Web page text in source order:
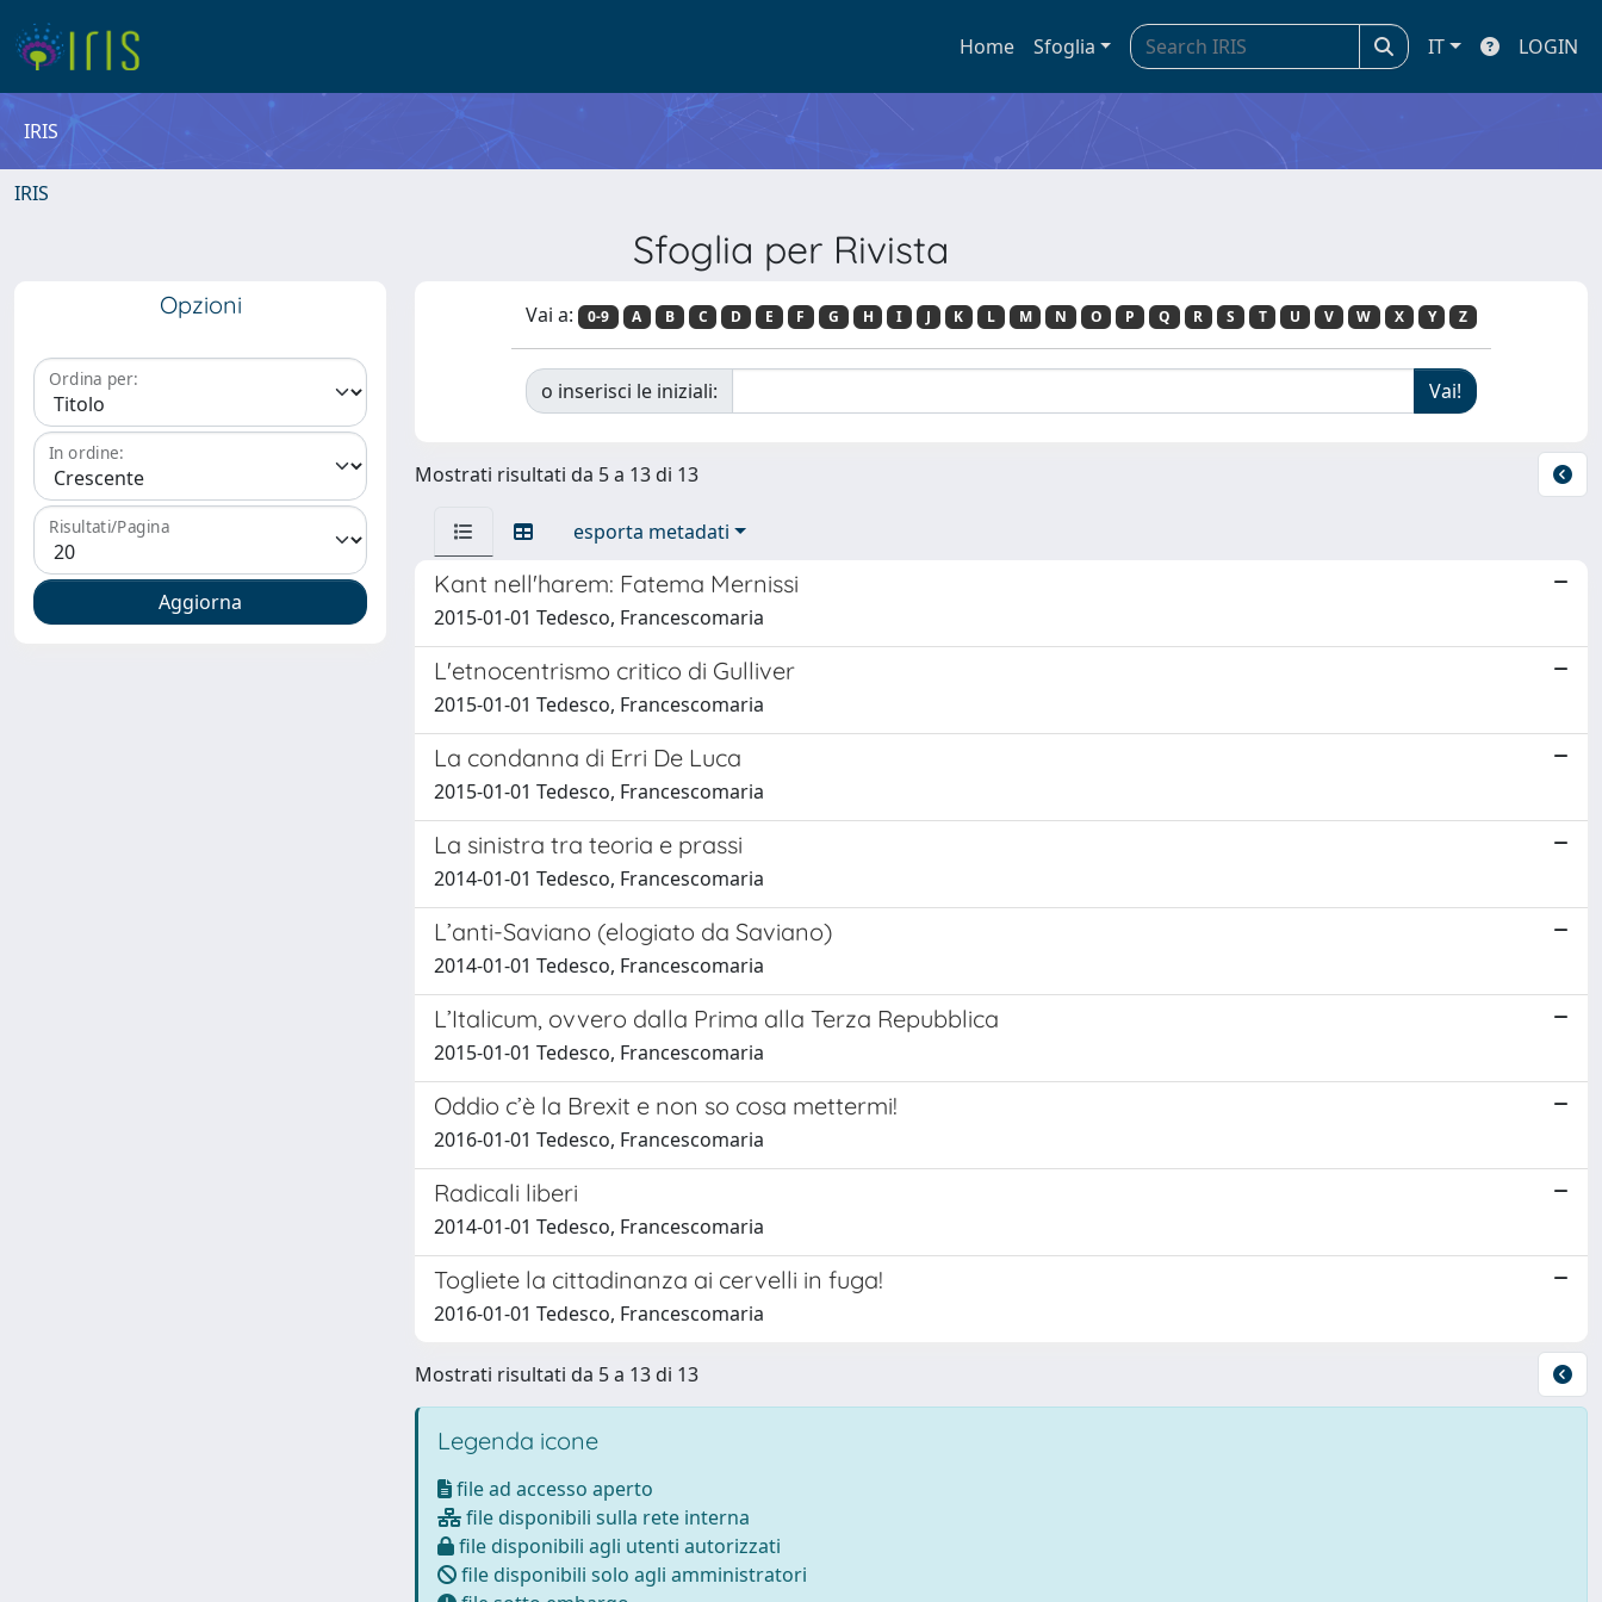
Home Sfoglia IT LOGIN
IRIS
IRIS
Sfoglia per Rivista
Opzioni
Ordina per:
In ordine:
Risultati/Pagina
Vai a: 0-9 A B C D E F G H I J K L M N O P Q R S T U V W X Y Z
o inserisci le iniziali:
Mostrati risultati da 5 a 13 di 13
esporta metadati
Kant nell'harem: Fatema Mernissi
2015-01-01 Tedesco, Francescomaria
L'etnocentrismo critico di Gulliver
2015-01-01 Tedesco, Francescomaria
La condanna di Erri De Luca
2015-01-01 Tedesco, Francescomaria
La sinistra tra teoria e prassi
2014-01-01 Tedesco, Francescomaria
L’anti-Saviano (elogiato da Saviano)
2014-01-01 Tedesco, Francescomaria
L’Italicum, ovvero dalla Prima alla Terza Repubblica
2015-01-01 Tedesco, Francescomaria
Oddio c’è la Brexit e non so cosa mettermi!
2016-01-01 Tedesco, Francescomaria
Radicali liberi
2014-01-01 Tedesco, Francescomaria
Togliete la cittadinanza ai cervelli in fuga!
2016-01-01 Tedesco, Francescomaria
Mostrati risultati da 5 a 13 di 13
Legenda icone
file ad accesso aperto
file disponibili sulla rete interna
file disponibili agli utenti autorizzati
file disponibili solo agli amministratori